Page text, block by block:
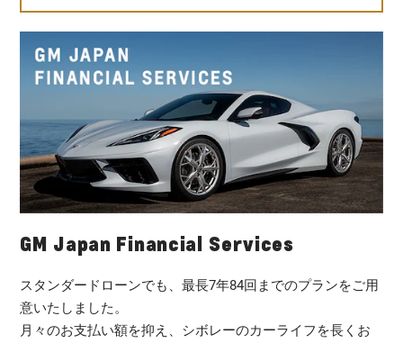
GM Japan Financial Services
スタンダードローンでも、最長7年84回までのプランをご用
意いたしました。
月々のお支払い額を抑え、シボレーのカーライフを長くお